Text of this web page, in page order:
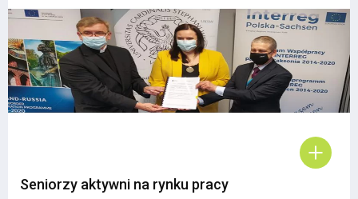
Seniorzy aktywni na rynku pracy